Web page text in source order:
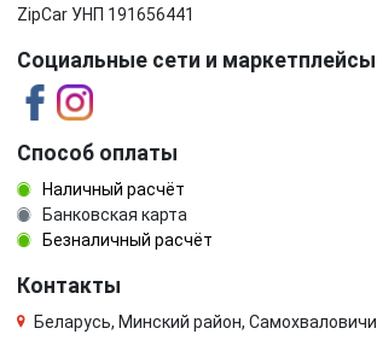
ZipCar УНП 191656441
Социальные сети и маркетплейсы
Способ оплаты
Наличный расчёт
Банковская карта
Безналичный расчёт
Контакты
Беларусь, Минский район, Самохваловичи